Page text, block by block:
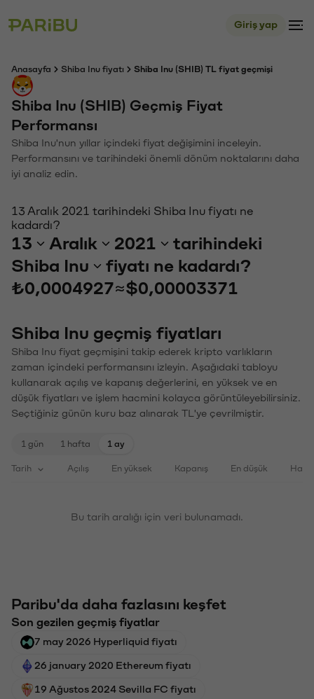
Giriş yap
Anasayfa Shiba Inu fiyatı Shiba Inu (SHIB) TL fiyat geçmişi
Shiba Inu (SHIB) Geçmiş Fiyat
Performansı
Shiba Inu'nun yıllar içindeki fiyat değişimini inceleyin.
Performansını ve tarihindeki önemli dönüm noktalarını daha
iyi analiz edin.
13 Aralık 2021 tarihindeki Shiba Inu fiyatı ne
kadardı?
13 Aralık 2021
tarihindeki
Shiba Inu
fiyatı ne kadardı?
₺0,0004927≈$0,00003371
Shiba Inu geçmiş fiyatları
Shiba Inu fiyat geçmişini takip ederek kripto varlıkların
zaman içindeki performansını izleyin. Aşağıdaki tabloyu
kullanarak açılış ve kapanış değerlerini, en yüksek ve en
düşük fiyatları ve işlem hacmini kolayca görüntüleyebilirsiniz.
Seçtiğiniz günün kuru baz alınarak TL'ye çevrilmiştir.
1 gün 1 hafta 1 ay
Tarih Açılış En yüksek Kapanış En düşük
Bu tarih aralığı için veri bulunamadı.
Paribu'da daha fazlasını keşfet
Son gezilen geçmiş fiyatlar
7 may 2026 Hyperliquid fiyatı
26 january 2020 Ethereum fiyatı
19 Ağustos 2024 Sevilla FC fiyatı